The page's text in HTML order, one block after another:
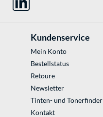
Kundenservice
Mein Konto
Bestellstatus
Retoure
Newsletter
Tinten- und Tonerfinder
Kontakt